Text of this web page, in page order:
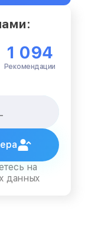
1 094
Рекомендации
на
данных